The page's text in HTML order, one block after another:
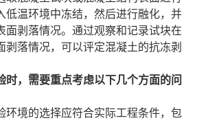
低温环境中冻结，然后进行融化，并
面剥落情况。通过观察和记录试块在
剥落情况，可以评定混凝土的抗冻剥
时，需要重点考虑以下几个方面的问
环境的选择应符合实际工程条件，包